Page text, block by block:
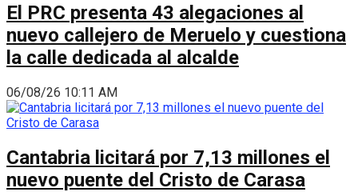
El PRC presenta 43 alegaciones al
nuevo callejero de Meruelo y cuestiona
la calle dedicada al alcalde
06/08/26 10:11 AM
Cantabria licitará por 7,13 millones el
nuevo puente del Cristo de Carasa